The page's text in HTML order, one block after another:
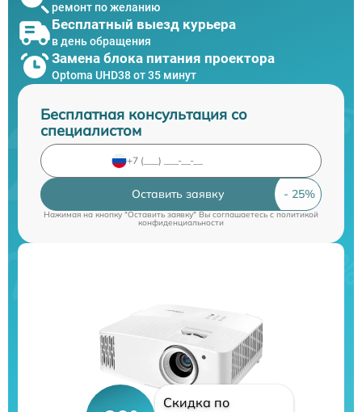
ремонт по желанию
Бесплатный выезд курьера
в день обращения
Замена блока питания проектора
Optoma UHD38 от 35 минут
Бесплатная консультация со
специалистом
Оставить заявку
Нажимая на кнопку "Оставить заявку" Вы соглашаетесь cполитикой
конфиденциальности
Скидка по